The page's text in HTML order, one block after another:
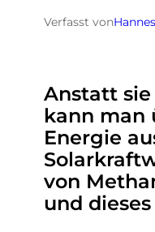
Verfasst von
Anstatt
kann man
Energie
von
und